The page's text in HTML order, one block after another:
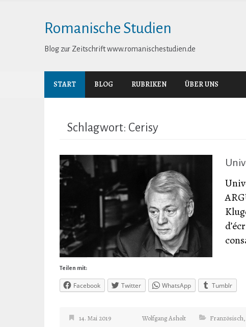
Romanische Studien
Blog zur Zeitschrift www.romanischestudien.de
START BLOG RUBRIKEN ÜBER UNS
Schlagwort: Cerisy
Teilen mit:
Facebook Twitter WhatsApp Tumblr
14. Mai 2019 Wolfgang Asholt Französisch,